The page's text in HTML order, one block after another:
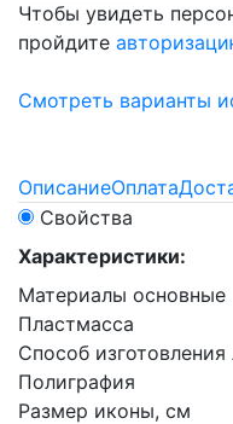
Чтобы увидеть
пройдите
Смотреть варианты
ОписаниеОплата
Свойства
Характеристики:
Материалы основные
Пластмасса
Способ
Полиграфия
Размер иконы, см